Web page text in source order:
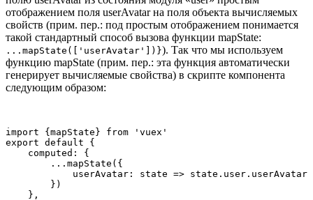
отображением поля userAvatar на поля объекта вычисляемых
свойств (прим. пер.: под простым отображением понимается
такой стандартный способ вызова функции mapState:
...mapState(['userAvatar'])}). Так что мы используем
функцию mapState (прим. пер.: эта функция автоматически
генерирует вычисляемые свойства) в скрипте компонента
следующим образом:
import {mapState} from 'vuex'
export default {
    computed: {
        ...mapState({
            userAvatar: state => state.user.userAvatar
        })
    },